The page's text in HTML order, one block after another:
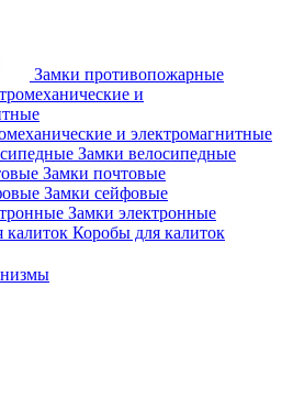
Замки противопожарные
и электромагнитные
Замки велосипедные
Замки почтовые
Замки сейфовые
Замки электронные
Коробы для калиток